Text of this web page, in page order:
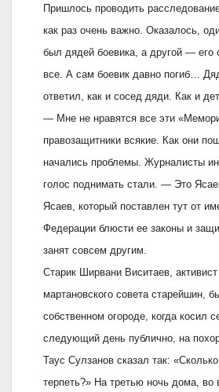
Пришлось проводить
как раз очень важно. Оказалось,
был дядей боевика, а другой — его
все. А сам боевик давно погиб…
ответил, как и сосед дяди. Как и
— Мне не нравятся все эти
правозащитники всякие. Как они
начались проблемы. Журналисты
голос поднимать стали. — Это
Ясаев, который поставлен тут от
Федерации блюсти ее законы и
занят совсем другим.
Старик Ширвани Виситаев,
мартановского совета старейшин,
собственном огороде, когда косил
следующий день публично, на
Таус Сулзанов сказал так:
терпеть?» На третью ночь дома, во